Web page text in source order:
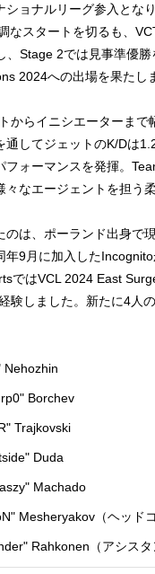
ショナルリーグ参入とな
なスタートを切るも、
、Stage 2では見事準優
2024への出場を果たし
からイニシエーターま
通してジェットのK/Dは
ォーマンスを発揮。
なエージェントを担う
のは、ポーランド出身で
年9月に加入した
ではVCL 2024 East
験しました。新たに4人
Borchev
Trajkovski
Duda
Machado
Mesheryakov（ヘッドコ
Rahkonen（アシスタ